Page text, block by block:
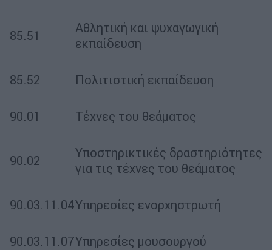
85.51
Αθλητική και ψυχαγωγική
εκπαίδευση
85.52 Πολιτιστική εκπαίδευση
90.01 Τέχνες του θεάματος
90.02
Υποστηρικτικές δραστηριότητες
για τις τέχνες του θεάματος
90.03.11.04Υπηρεσίες ενορχηστρωτή
90.03.11.07Υπηρεσίες μουσουργού